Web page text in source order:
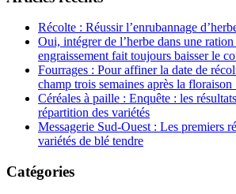
Récolte : Réussir l’enrubannage
Oui, intégrer de l’herbe dans une ration
engraissement fait toujours baisser le
Fourrages : Pour affiner la date de
champ trois semaines après la floraison
Céréales à paille : Enquête : les
répartition des variétés
Messagerie Sud-Ouest : Les premiers
variétés de blé tendre
Catégories